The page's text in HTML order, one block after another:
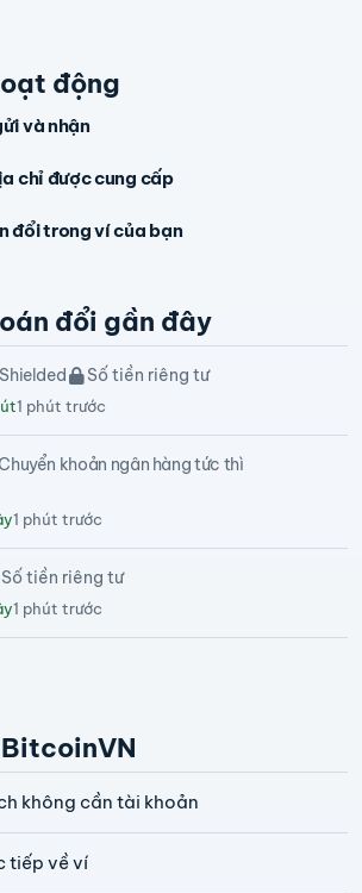
động
và nhận
chỉ được cung cấp
đổi trong ví của bạn
đổi gần đây
Shielded Số tiền riêng tư
1 phút trước
khoản ngân hàng tức thì
1 phút trước
Số tiền riêng tư
1 phút trước
không cần tài khoản
tiếp về ví